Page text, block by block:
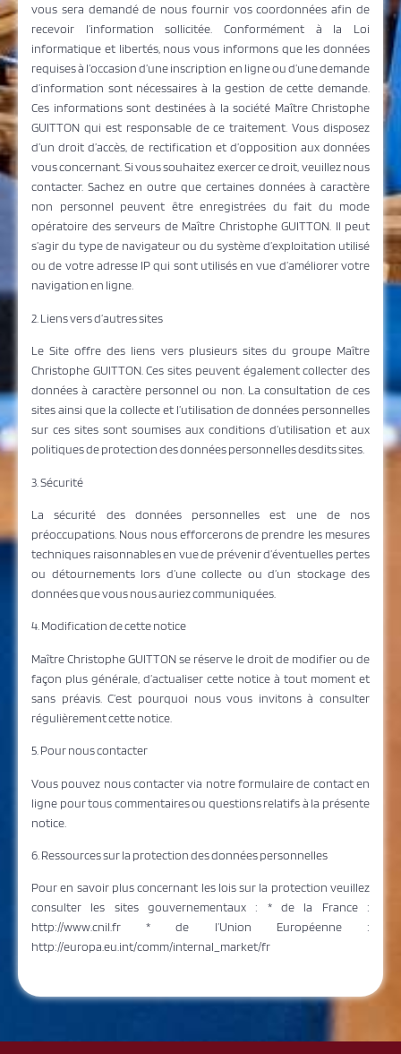
vous sera demandé de nous fournir vos coordonnées afin de
recevoir l’information sollicitée. Conformément à la Loi
informatique et libertés, nous vous informons que les données
requises à l’occasion d’une inscription en ligne ou d’une demande
d’information sont nécessaires à la gestion de cette demande.
Ces informations sont destinées à la société Maître Christophe
GUITTON qui est responsable de ce traitement. Vous disposez
d’un droit d’accès, de rectification et d’opposition aux données
vous concernant. Si vous souhaitez exercer ce droit, veuillez nous
contacter. Sachez en outre que certaines données à caractère
non personnel peuvent être enregistrées du fait du mode
opératoire des serveurs de Maître Christophe GUITTON. Il peut
s’agir du type de navigateur ou du système d’exploitation utilisé
ou de votre adresse IP qui sont utilisés en vue d’améliorer votre
navigation en ligne.
2. Liens vers d’autres sites
Le Site offre des liens vers plusieurs sites du groupe Maître
Christophe GUITTON. Ces sites peuvent également collecter des
données à caractère personnel ou non. La consultation de ces
sites ainsi que la collecte et l’utilisation de données personnelles
sur ces sites sont soumises aux conditions d’utilisation et aux
politiques de protection des données personnelles desdits sites.
3. Sécurité
La sécurité des données personnelles est une de nos
préoccupations. Nous nous efforcerons de prendre les mesures
techniques raisonnables en vue de prévenir d’éventuelles pertes
ou détournements lors d’une collecte ou d’un stockage des
données que vous nous auriez communiquées.
4. Modification de cette notice
Maître Christophe GUITTON se réserve le droit de modifier ou de
façon plus générale, d’actualiser cette notice à tout moment et
sans préavis. C’est pourquoi nous vous invitons à consulter
régulièrement cette notice.
5. Pour nous contacter
Vous pouvez nous contacter via notre formulaire de contact en
ligne pour tous commentaires ou questions relatifs à la présente
notice.
6. Ressources sur la protection des données personnelles
Pour en savoir plus concernant les lois sur la protection veuillez
consulter les sites gouvernementaux : * de la France :
http://www.cnil.fr * de l’Union Européenne :
http://europa.eu.int/comm/internal_market/fr